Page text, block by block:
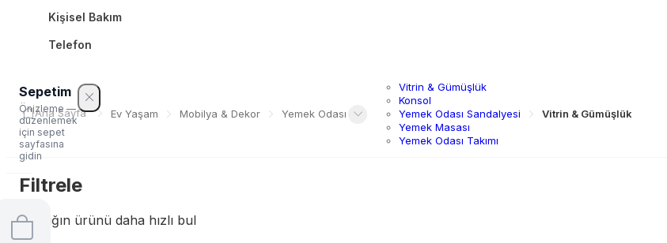
Kişisel Bakım
Telefon
Sepetim
Önizleme —
düzenlemek
için sepet
sayfasına
gidin
Ana Sayfa Ev Yaşam Mobilya & Dekor Yemek Odası
Vitrin & Gümüşlük
Konsol
Yemek Odası Sandalyesi
Yemek Masası
Yemek Odası Takımı
Vitrin & Gümüşlük
Filtrele
Aradığın ürünü daha hızlı bul